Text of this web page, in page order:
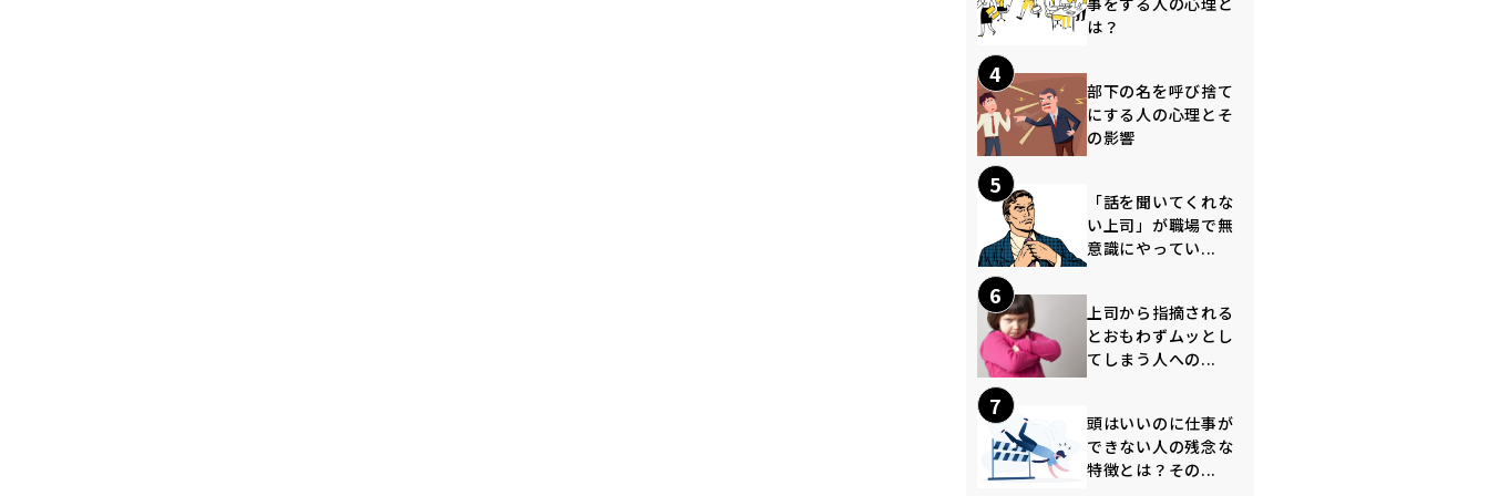
は？
4
部下の名を呼び捨て
にする人の心理とそ
の影響
5
「話を聞いてくれな
い上司」が職場で無
意識にやってい...
6
上司から指摘される
とおもわずムッとし
てしまう人への...
7
頭はいいのに仕事が
できない人の残念な
特徴とは？その...